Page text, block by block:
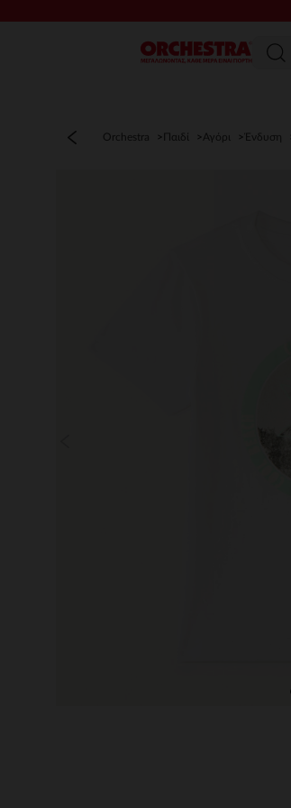
Μενού
Orchestra Παιδί Αγόρι Ένδυση